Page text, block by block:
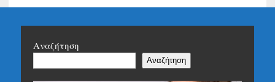
Αναζήτηση
Αναζήτηση